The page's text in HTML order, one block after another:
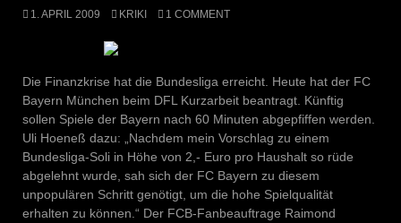
1. APRIL 2009 KRIKI 1 COMMENT
Die Finanzkrise hat die Bundesliga erreicht. Heute hat der FC
Bayern München beim DFL Kurzarbeit beantragt. Künftig
sollen Spiele der Bayern nach 60 Minuten abgepfiffen werden.
Uli Hoeneß dazu: „Nachdem mein Vorschlag zu einem
Bundesliga-Soli in Höhe von 2,- Euro pro Haushalt so rüde
abgelehnt wurde, sah sich der FC Bayern zu diesem
unpopulären Schritt genötigt, um die hohe Spielqualität
erhalten zu können.“ Der FCB-Fanbeauftrage Raimond